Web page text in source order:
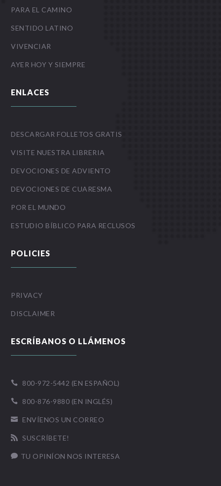
PARA EL CAMINO
SENTIDO LATINO
VIVENCIAR
AYER HOY Y SIEMPRE
ENLACES
DESCARGAR FOLLETOS GRATIS
VISITE NUESTRA LIBRERIA
DEVOCIONES DE ADVIENTO
DEVOCIONES DE CUARESMA
POR EL MUNDO
ESTUDIO BÍBLICO PARA RECLUSOS
POLICIES
PRIVACY
DISCLAIMER
ESCRÍBANOS O LLÁMENOS
 800-972-5442 (EN ESPAÑOL)
 800-876-9880 (EN INGLÉS)
 ENVÍENOS UN CORREO
 SUSCRÍBETE!
 TU OPINÍON NOS INTERESA